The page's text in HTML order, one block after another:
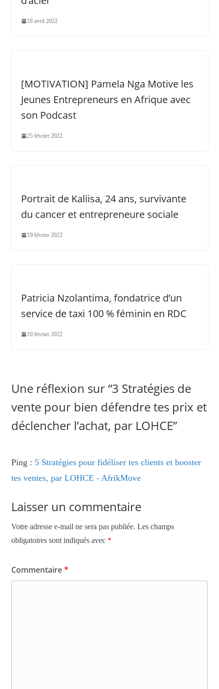
18 avril 2022
[MOTIVATION] Pamela Nga Motive les
Jeunes Entrepreneurs en Afrique avec
son Podcast
25 février 2022
Portrait de Kaliisa, 24 ans, survivante
du cancer et entrepreneure sociale
19 février 2022
Patricia Nzolantima, fondatrice d’un
service de taxi 100 % féminin en RDC
10 février 2022
Une réflexion sur “3 Stratégies de
vente pour bien défendre tes prix et
déclencher l’achat, par LOHCE”
Ping : 5 Stratégies pour fidéliser tes clients et booster
tes ventes, par LOHCE - AfrikMove
Laisser un commentaire
Votre adresse e-mail ne sera pas publiée. Les champs
obligatoires sont indiqués avec *
Commentaire*